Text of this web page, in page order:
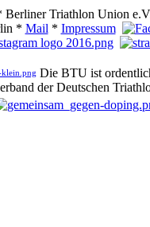
Triathlon Union
* Mail * Impressum
Die BTU ist
der Deutschen